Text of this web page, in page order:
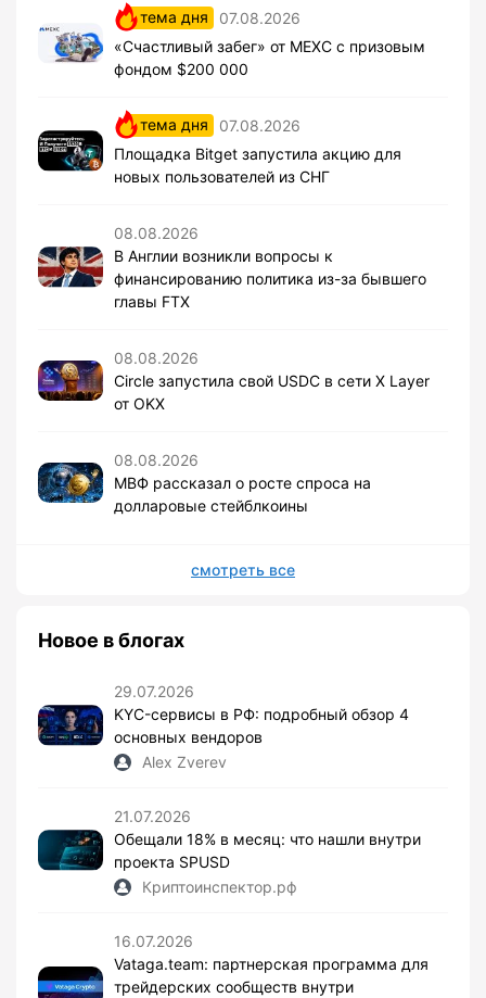
тема дня
07.08.2026
«Счастливый забег» от MEXC с призовым
фондом $200 000
тема дня
07.08.2026
Площадка Bitget запустила акцию для
новых пользователей из СНГ
08.08.2026
В Англии возникли вопросы к
финансированию политика из-за бывшего
главы FTX
08.08.2026
Circle запустила свой USDC в сети X Layer
от OKX
08.08.2026
МВФ рассказал о росте спроса на
долларовые стейблкоины
смотреть все
Новое в блогах
29.07.2026
KYC-сервисы в РФ: подробный обзор 4
основных вендоров
Alex Zverev
21.07.2026
Обещали 18% в месяц: что нашли внутри
проекта SPUSD
Криптоинспектор.рф
16.07.2026
Vataga.team: партнерская программа для
трейдерских сообществ внутри